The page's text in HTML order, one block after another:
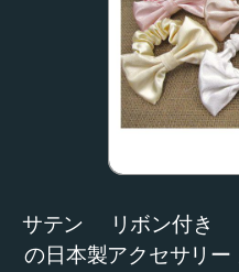
サテン リボン付き
の日本製アクセサリー